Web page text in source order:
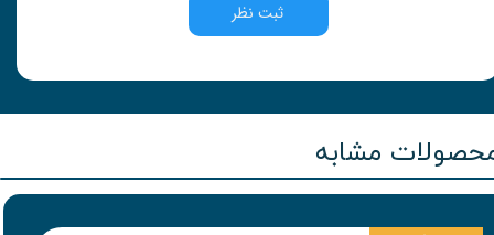
ثبت نظر
مشابه